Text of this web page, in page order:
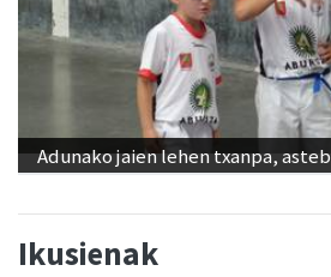
Adunako jaien lehen txanpa,
Ikusienak